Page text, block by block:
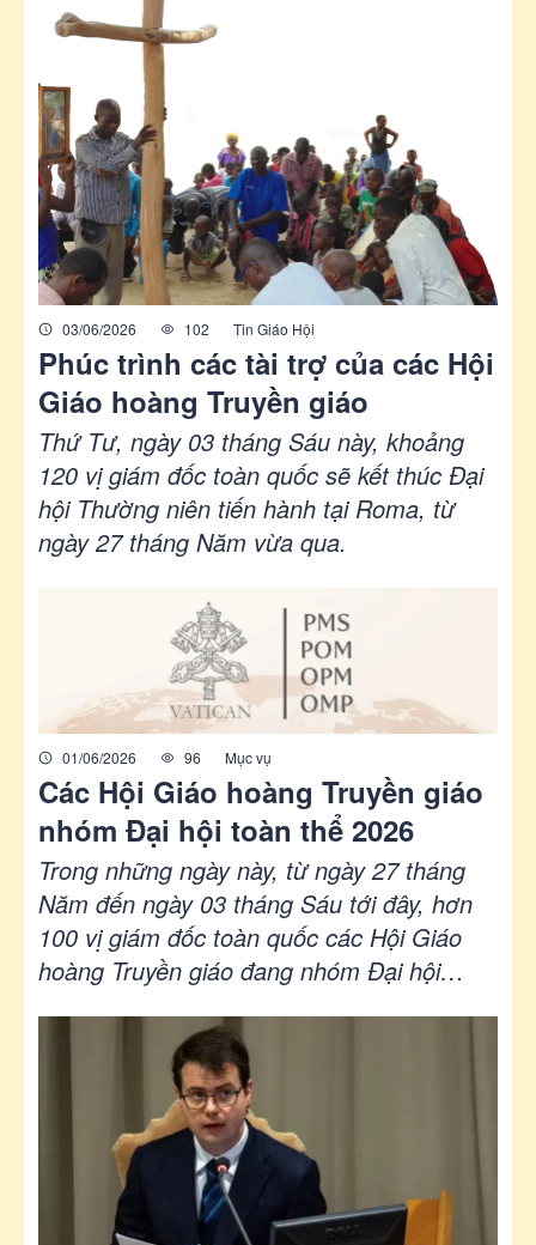
03/06/2026 102 Tin Giáo Hội
Phúc trình các tài trợ của các Hội
Giáo hoàng Truyền giáo
Thứ Tư, ngày 03 tháng Sáu này, khoảng
120 vị giám đốc toàn quốc sẽ kết thúc Đại
hội Thường niên tiến hành tại Roma, từ
ngày 27 tháng Năm vừa qua.
01/06/2026 96 Mục vụ
Các Hội Giáo hoàng Truyền giáo
nhóm Đại hội toàn thể 2026
Trong những ngày này, từ ngày 27 tháng
Năm đến ngày 03 tháng Sáu tới đây, hơn
100 vị giám đốc toàn quốc các Hội Giáo
hoàng Truyền giáo đang nhóm Đại hội